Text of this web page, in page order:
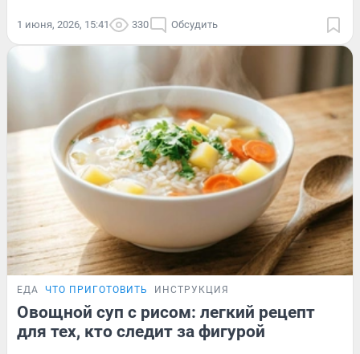
1 июня, 2026, 15:41 330 Обсудить
ЕДА ЧТО ПРИГОТОВИТЬ ИНСТРУКЦИЯ
Овощной суп с рисом: легкий рецепт
для тех, кто следит за фигурой